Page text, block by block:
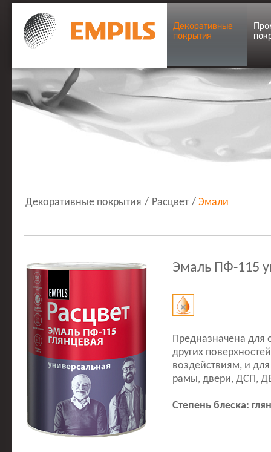
Декоративные
покрытия
Декоративные покрытия / Расцвет /Эмали
Эмаль ПФ-115
Предназначена для
других
воздействиям, и
рамы, двери, ДСП,
Степень блеска: